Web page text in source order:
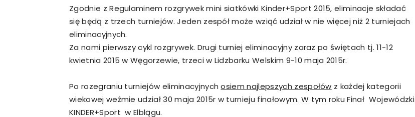
Zgodnie z Regulaminem rozgrywek mini siatkówki Kinder+Sport 2015, eliminacje składać
się będą z trzech turniejów. Jeden zespół może wziąć udział w nie więcej niż 2 turniejach
eliminacyjnych.
Za nami pierwszy cykl rozgrywek. Drugi turniej eliminacyjny zaraz po świętach tj. 11-12
kwietnia 2015 w Węgorzewie, trzeci w Lidzbarku Welskim 9-10 maja 2015r.
Po rozegraniu turniejów eliminacyjnychosiem najlepszych zespołów z każdej kategorii
wiekowej weźmie udział 30 maja 2015r w turnieju finałowym. W tym roku Finał Wojewódzki
KINDER+Sport w Elblągu.